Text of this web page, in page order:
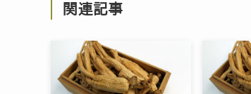
関連記事